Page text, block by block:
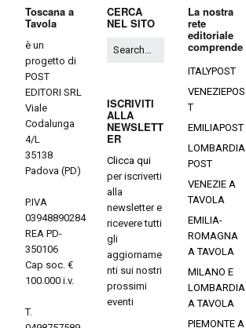
Toscana a
Tavola
è un
progetto di
POST
EDITORI SRL
Viale
Codalunga
4/L
35138
Padova (PD)
P.IVA
03948890284
REA PD-
350106
Cap soc. €
100.000 i.v.
T.
CERCA
NEL SITO
ISCRIVITI
ALLA
NEWSLETT
ER
Clicca qui
per iscriverti
alla
newsletter e
ricevere tutti
gli
aggiorname
nti sui nostri
prossimi
eventi
La nostra
rete
editoriale
comprende
ITALYPOST
VENEZIEPOS
T
EMILIAPOST
LOMBARDIA
POST
VENEZIE A
TAVOLA
EMILIA-
ROMAGNA
A TAVOLA
MILANO E
LOMBARDIA
A TAVOLA
PIEMONTE A